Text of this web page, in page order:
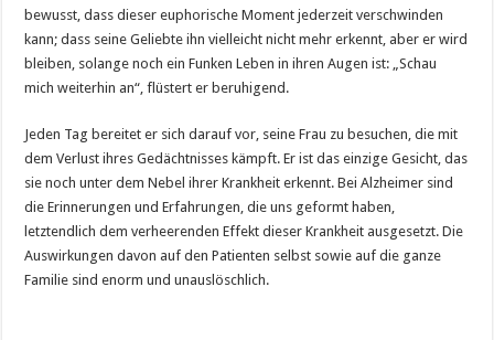
bewusst, dass dieser euphorische Moment jederzeit verschwinden
kann; dass seine Geliebte ihn vielleicht nicht mehr erkennt, aber er wird
bleiben, solange noch ein Funken Leben in ihren Augen ist: „Schau
mich weiterhin an“, flüstert er beruhigend.
Jeden Tag bereitet er sich darauf vor, seine Frau zu besuchen, die mit
dem Verlust ihres Gedächtnisses kämpft. Er ist das einzige Gesicht, das
sie noch unter dem Nebel ihrer Krankheit erkennt. Bei Alzheimer sind
die Erinnerungen und Erfahrungen, die uns geformt haben,
letztendlich dem verheerenden Effekt dieser Krankheit ausgesetzt. Die
Auswirkungen davon auf den Patienten selbst sowie auf die ganze
Familie sind enorm und unauslöschlich.